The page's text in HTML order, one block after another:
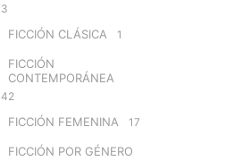
3
FICCIÓN CLÁSICA 1
FICCIÓN
CONTEMPORÁNEA
42
FICCIÓN FEMENINA 17
FICCIÓN POR GÉNERO